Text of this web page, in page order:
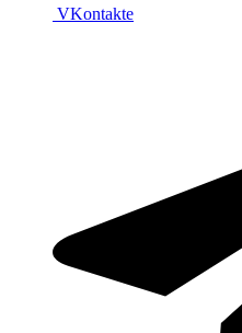
VKontakte